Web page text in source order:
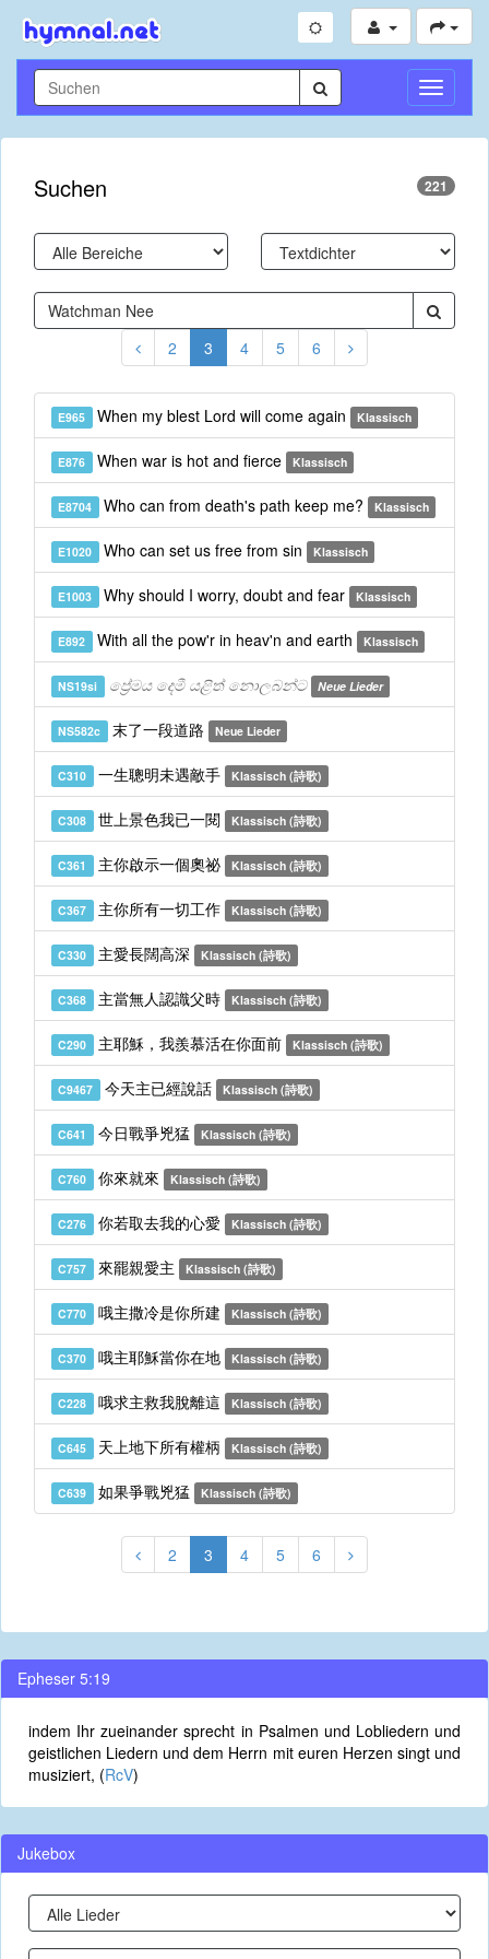
Suchen 221
2 3 4 5 6
E965 When my blest Lord will come again Klassisch
E876 When war is hot and fierce Klassisch
E8704 Who can from death's path keep me? Klassisch
E1020 Who can set us free from sin Klassisch
E1003 Why should I worry, doubt and fear Klassisch
E892 With all the pow'r in heav'n and earth Klassisch
NS19si ප්‍රේමය දෙමී යළිත් නොලබන්ට Neue Lieder
NS582c 末了一段道路 Neue Lieder
C310 一生聰明未遇敵手 Klassisch (詩歌)
C308 世上景色我已一閱 Klassisch (詩歌)
C361 主你啟示一個奧祕 Klassisch (詩歌)
C367 主你所有一切工作 Klassisch (詩歌)
C330 主愛長闊高深 Klassisch (詩歌)
C368 主當無人認識父時 Klassisch (詩歌)
C290 主耶穌，我羨慕活在你面前 Klassisch (詩歌)
C9467 今天主已經說話 Klassisch (詩歌)
C641 今日戰爭兇猛 Klassisch (詩歌)
C760 你來就來 Klassisch (詩歌)
C276 你若取去我的心愛 Klassisch (詩歌)
C757 來罷親愛主 Klassisch (詩歌)
C770 哦主撒冷是你所建 Klassisch (詩歌)
C370 哦主耶穌當你在地 Klassisch (詩歌)
C228 哦求主救我脫離這 Klassisch (詩歌)
C645 天上地下所有權柄 Klassisch (詩歌)
C639 如果爭戰兇猛 Klassisch (詩歌)
2 3 4 5 6
Epheser 5:19
indem Ihr zueinander sprecht in Psalmen und Lobliedern und
geistlichen Liedern und dem Herrn mit euren Herzen singt und
musiziert, (RcV)
Jukebox